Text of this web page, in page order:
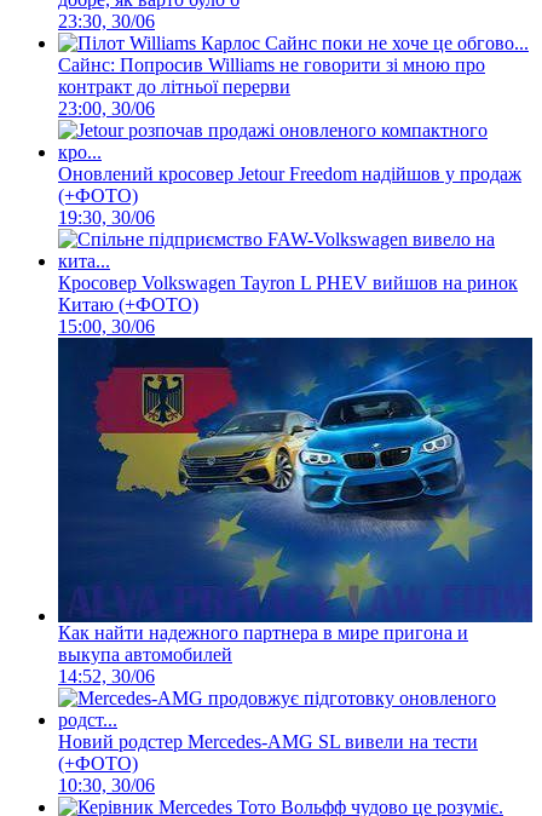
23:30, 30/06
Сайнс: Попросив Williams не говорити зі мною про
контракт до літньої перерви
23:00, 30/06
Оновлений кросовер Jetour Freedom надійшов у продаж
(+ФОТО)
19:30, 30/06
Кросовер Volkswagen Tayron L PHEV вийшов на ринок
Китаю (+ФОТО)
15:00, 30/06
Как найти надежного партнера в мире пригона и
выкупа автомобилей
14:52, 30/06
Новий родстер Mercedes-AMG SL вивели на тести
(+ФОТО)
10:30, 30/06